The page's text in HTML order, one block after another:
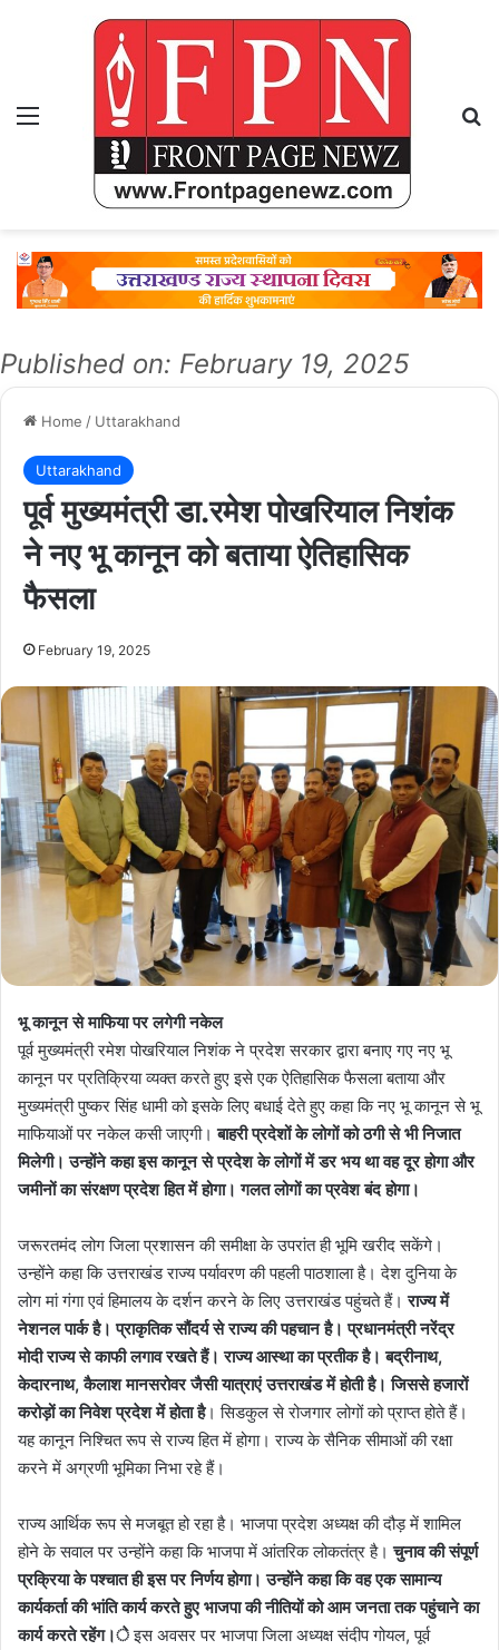
Menu
Published on: February 19, 2025
Home / Uttarakhand
Uttarakhand
पूर्व मुख्यमंत्री डा.रमेश पोखरियाल निशंक
ने नए भू कानून को बताया ऐतिहासिक
फैसला
February 19, 2025
भू कानून से माफिया पर लगेगी नकेल
पूर्व मुख्यमंत्री रमेश पोखरियाल निशंक ने प्रदेश सरकार द्वारा बनाए गए नए भू
कानून पर प्रतिक्रिया व्यक्त करते हुए इसे एक ऐतिहासिक फैसला बताया और
मुख्यमंत्री पुष्कर सिंह धामी को इसके लिए बधाई देते हुए कहा कि नए भू कानून से भू
माफियाओं पर नकेल कसी जाएगी।बाहरी प्रदेशों के लोगों को ठगी से भी निजात
मिलेगी। उन्होंने कहा इस कानून से प्रदेश के लोगों में डर भय था वह दूर होगा और
जमीनों का संरक्षण प्रदेश हित में होगा। गलत लोगों का प्रवेश बंद होगा।
जरूरतमंद लोग जिला प्रशासन की समीक्षा के उपरांत ही भूमि खरीद सकेंगे।
उन्होंने कहा कि उत्तराखंड राज्य पर्यावरण की पहली पाठशाला है। देश दुनिया के
लोग मां गंगा एवं हिमालय के दर्शन करने के लिए उत्तराखंड पहुंचते हैं।राज्य में
नेशनल पार्क है। प्राकृतिक सौंदर्य से राज्य की पहचान है। प्रधानमंत्री नरेंद्र
मोदी राज्य से काफी लगाव रखते हैं। राज्य आस्था का प्रतीक है। बद्रीनाथ,
केदारनाथ, कैलाश मानसरोवर जैसी यात्राएं उत्तराखंड में होती है। जिससे हजारों
करोड़ों का निवेश प्रदेश में होता है। सिडकुल से रोजगार लोगों को प्राप्त होते हैं।
यह कानून निश्चित रूप से राज्य हित में होगा। राज्य के सैनिक सीमाओं की रक्षा
करने में अग्रणी भूमिका निभा रहे हैं।
राज्य आर्थिक रूप से मजबूत हो रहा है। भाजपा प्रदेश अध्यक्ष की दौड़ में शामिल
होने के सवाल पर उन्होंने कहा कि भाजपा में आंतरिक लोकतंत्र है।चुनाव की संपूर्ण
प्रक्रिया के पश्चात ही इस पर निर्णय होगा। उन्होंने कहा कि वह एक सामान्य
कार्यकर्ता की भांति कार्य करते हुए भाजपा की नीतियों को आम जनता तक पहुंचाने का
कार्य करते रहेंग।ेइस अवसर पर भाजपा जिला अध्यक्ष संदीप गोयल, पूर्व